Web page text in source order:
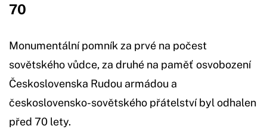
70
Monumentální pomník za prvé na počest
sovětského vůdce, za druhé na paměť osvobození
Československa Rudou armádou a
československo-sovětského přátelství byl odhalen
před 70 lety.